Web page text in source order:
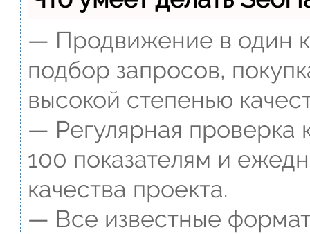
— Продвижение в один
подбор запросов,
высокой степенью
— Регулярная проверка
100 показателям и
качества проекта.
— Все известные